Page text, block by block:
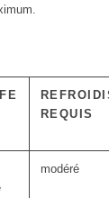
REQUIS
modéré